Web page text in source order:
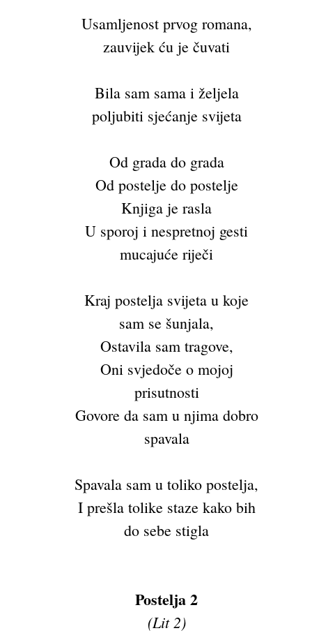
Usamljenost prvog romana,
zauvijek ću je čuvati
Bila sam sama i željela
poljubiti sjećanje svijeta
Od grada do grada
Od postelje do postelje
Knjiga je rasla
U sporoj i nespretnoj gesti
mucajuće riječi
Kraj postelja svijeta u koje
sam se šunjala,
Ostavila sam tragove,
Oni svjedoče o mojoj
prisutnosti
Govore da sam u njima dobro
spavala
Spavala sam u toliko postelja,
I prešla tolike staze kako bih
do sebe stigla
Postelja 2
(Lit 2)